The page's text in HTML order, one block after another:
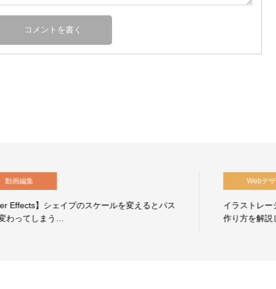
イラストレーションで円形グラデーションのパスの
作り方を解説します！